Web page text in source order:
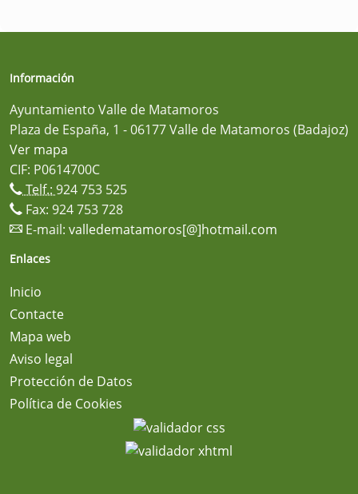
Información
Ayuntamiento Valle de Matamoros
Plaza de España, 1 - 06177 Valle de Matamoros (Badajoz)
Ver mapa
CIF: P0614700C
Telf.: 924 753 525
Fax: 924 753 728
E-mail: valledematamoros[@]hotmail.com
Enlaces
Inicio
Contacte
Mapa web
Aviso legal
Protección de Datos
Política de Cookies